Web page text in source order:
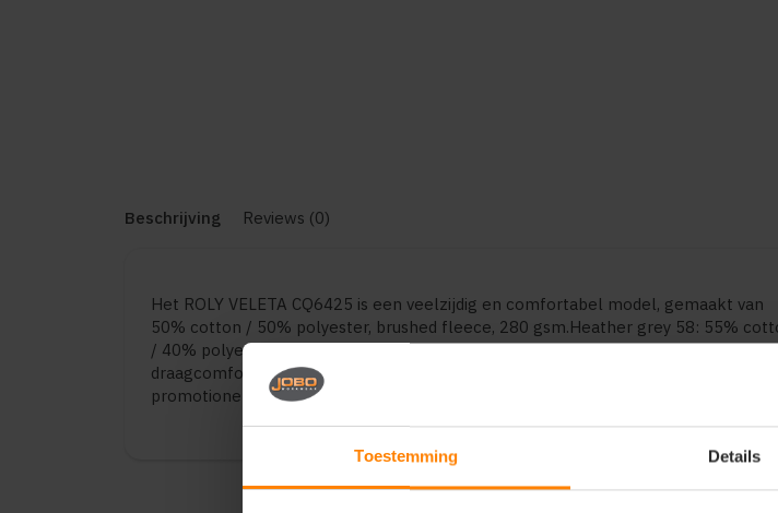
Toestemming Details
Beschrijving Reviews (0)
Het ROLY VELETA CQ6425 is een veelzijdig en comfortabel model, gemaakt van
50% cotton / 50% polyester, brushed fleece, 280 gsm.Heather grey 58: 55%
/ 40% polyester / 5% viscose.. De kwaliteit biedt een goede balans tussen
draagcomfort en duurzaamheid. Geschikt voor dagelijks gebruik, bedrijfskleding en
promotionele toepassingen. Verkrijgbaar in diverse varianten en maten.